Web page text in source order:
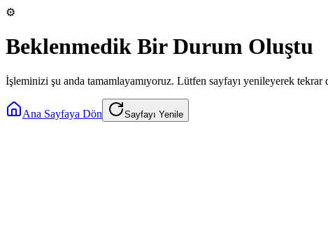
⚙️
Beklenmedik Bir Durum Oluştu
İşleminizi şu anda tamamlayamıyoruz. Lütfen sayfayı yenileyerek tekrar
Ana Sayfaya Dön Sayfayı Yenile